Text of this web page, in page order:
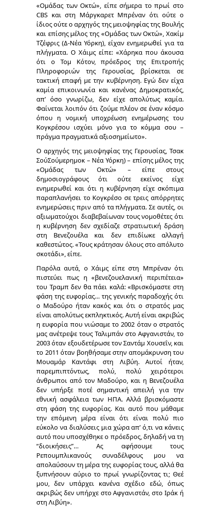
«Ομάδας των Οκτώ», είπε σήμερα το πρωί στο
CBS και στη Μάργκαρετ Μπρέναν ότι ούτε ο
ίδιος ούτε ο αρχηγός της μειοψηφίας της Βουλής
και επίσης μέλος της «Ομάδας των Οκτώ», Χακίμ
Τζέφρις (Δ-Νέα Υόρκη), είχαν ενημερωθεί για τα
πλήγματα. Ο Χάιμς είπε: «Χάρηκα που άκουσα
ότι ο Τομ Κότον, πρόεδρος της Επιτροπής
Πληροφοριών της Γερουσίας, βρίσκεται σε
τακτική επαφή με την κυβέρνηση. Εγώ δεν είχα
καμία επικοινωνία και κανένας Δημοκρατικός,
απ’ όσο γνωρίζω, δεν είχε απολύτως καμία.
Φαίνεται λοιπόν ότι ζούμε πλέον σε έναν κόσμο
όπου η νομική υποχρέωση ενημέρωσης του
Κογκρέσου ισχύει μόνο για το κόμμα σου –
πράγμα πραγματικά αξιοσημείωτο».
Ο αρχηγός της μειοψηφίας της Γερουσίας, Τσακ
ΣούΣούμερημοκ – Νέα Υόρκη) – επίσης μέλος της
«Ομάδας των Οκτώ» – είπε στους
δημοσιογράφους ότι ούτε εκείνος είχε
ενημερωθεί και ότι η κυβέρνηση είχε σκόπιμα
παραπλανήσει το Κογκρέσο σε τρεις απόρρητες
ενημερώσεις πριν από τα πλήγματα. Σε αυτές, οι
αξιωματούχοι διαβεβαίωναν τους νομοθέτες ότι
η κυβέρνηση δεν σχεδίαζε στρατιωτική δράση
στη Βενεζουέλα και δεν επιδίωκε αλλαγή
καθεστώτος. «Τους κράτησαν όλους στο απόλυτο
σκοτάδι», είπε.
Παρόλα αυτά, ο Χάιμς είπε στη Μπρέναν ότι
πιστεύει πως η «βενεζουελανική περιπέτεια»
του Τραμπ δεν θα πάει καλά: «Βρισκόμαστε στη
φάση της ευφορίας… της γενικής παραδοχής ότι
ο Μαδούρο ήταν κακός και ότι ο στρατός μας
είναι απολύτως εκπληκτικός. Αυτή είναι ακριβώς
η ευφορία που νιώσαμε το 2002 όταν ο στρατός
μας ανέτρεψε τους Ταλιμπάν στο Αφγανιστάν, το
2003 όταν εξουδετέρωσε τον Σαντάμ Χουσεΐν, και
το 2011 όταν βοηθήσαμε στην απομάκρυνση του
Μουαμάρ Καντάφι στη Λιβύη. Αυτοί ήταν,
παρεμπιπτόντως, πολύ, πολύ χειρότεροι
άνθρωποι από τον Μαδούρο, και η Βενεζουέλα
δεν υπήρξε ποτέ σημαντική απειλή για την
εθνική ασφάλεια των ΗΠΑ. Αλλά βρισκόμαστε
στη φάση της ευφορίας. Και αυτό που μάθαμε
την επόμενη μέρα είναι ότι είναι πολύ πιο
εύκολο να διαλύσεις μια χώρα απ’ ό,τι να κάνεις
αυτό που υποσχέθηκε ο πρόεδρος, δηλαδή να τη
“διοικήσεις”… Ας αφήσουμε τους
Ρεπουμπλικανούς συναδέλφους μου να
απολαύσουν τη μέρα της ευφορίας τους, αλλά θα
ξυπνήσουν αύριο το πρωί γνωρίζοντας τι; Θεέ
μου, δεν υπάρχει κανένα σχέδιο εδώ, όπως
ακριβώς δεν υπήρχε στο Αφγανιστάν, στο Ιράκ ή
στη Λιβύη».